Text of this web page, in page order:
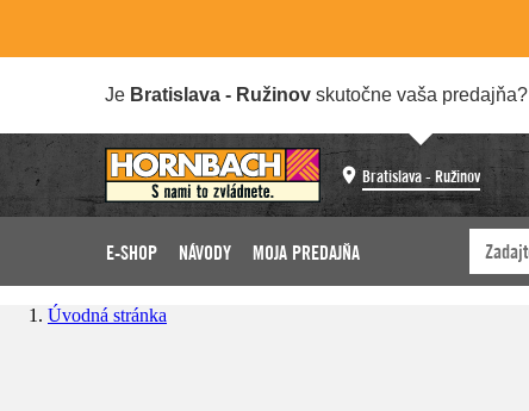
Je Bratislava - Ružinov skutočne vaša predajňa?
Bratislava - Ružinov
E-SHOP NÁVODY MOJA PREDAJŇA
Úvodná stránka